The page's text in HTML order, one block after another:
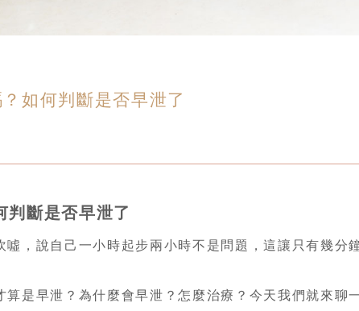
如何判斷是否早泄了
判斷是否早泄了
噓，說自己一小時起步兩小時不是問題，這讓只有幾分
是早泄？為什麼會早泄？怎麼治療？今天我們就來聊